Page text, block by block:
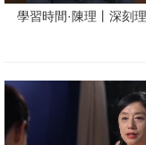
學習時間·陳理丨深刻